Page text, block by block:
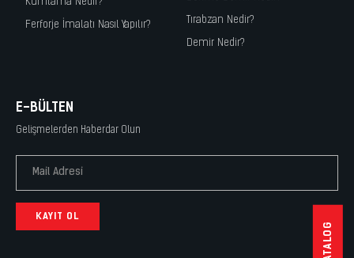
Ferforje İmalatı Nasıl Yapılır?
Tırabzan Nedir?
Demir Nedir?
E-BÜLTEN
Gelişmelerden Haberdar Olun
KAYIT OL